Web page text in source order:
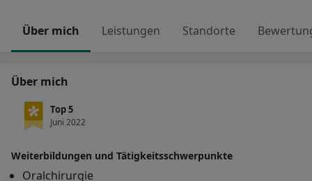
Über mich Leistungen Standorte
Über mich
Top 5
Juni 2022
Weiterbildungen und Tätigkeitsschwerpunkte
Oralchirurgie